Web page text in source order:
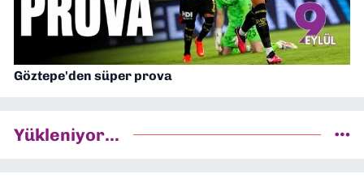
Göztepe'den süper prova
Yükleniyor...